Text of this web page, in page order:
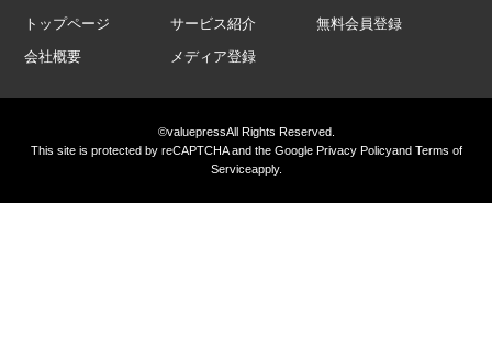
トップページ サービス紹介
無料会員登録
会社概要
メディア登録
©valuepressAll Rights Reserved.
This site is protected by reCAPTCHA and the GooglePrivacy PolicyandTerms of
Serviceapply.